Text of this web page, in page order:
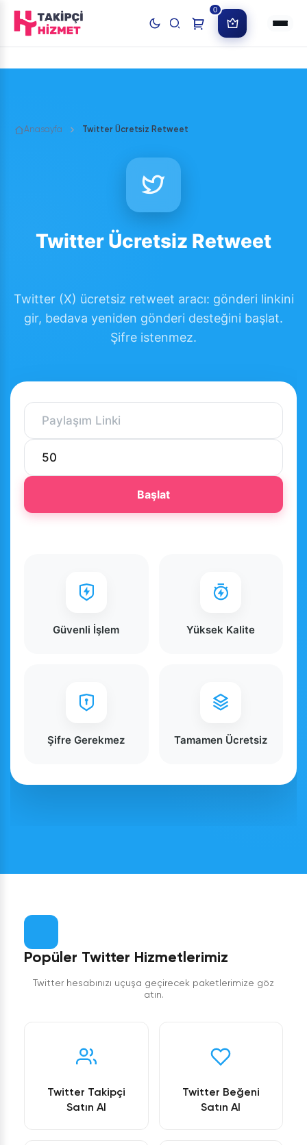
0
Anasayfa Twitter Ücretsiz Retweet
Twitter Ücretsiz Retweet
Twitter (X) ücretsiz retweet aracı: gönderi linkini
gir, bedava yeniden gönderi desteğini başlat.
Şifre istenmez.
Başlat
Güvenli İşlem Yüksek Kalite
Şifre Gerekmez Tamamen Ücretsiz
Popüler Twitter Hizmetlerimiz
Twitter hesabınızı uçuşa geçirecek paketlerimize göz
atın.
Twitter Takipçi
Satın Al
Twitter Beğeni
Satın Al